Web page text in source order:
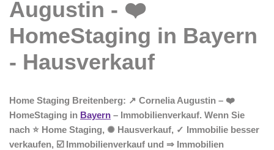
Home Staging Breitenberg: ↗️ Cornelia Augustin – ❤️
HomeStaging in Bayern – Immobilienverkauf. Wenn Sie
nach ⭐ Home Staging, ✺ Hausverkauf, ✓ Immobilie besser
verkaufen, ☑️ Immobilienverkauf und ⇒ Immobilien